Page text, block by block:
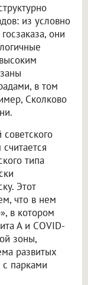
из условно
они
в том
Сколково
типа
Этот
что в нем
в котором
А и COVID-
зоны,
развитых
парками